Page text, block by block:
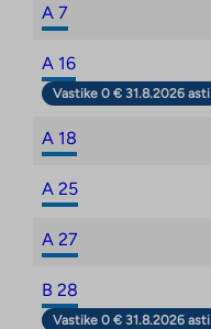
A 7
A 16
Vastike 0 € 31.8.2026 asti
A 18
A 25
A 27
B 28
Vastike 0 € 31.8.2026 asti